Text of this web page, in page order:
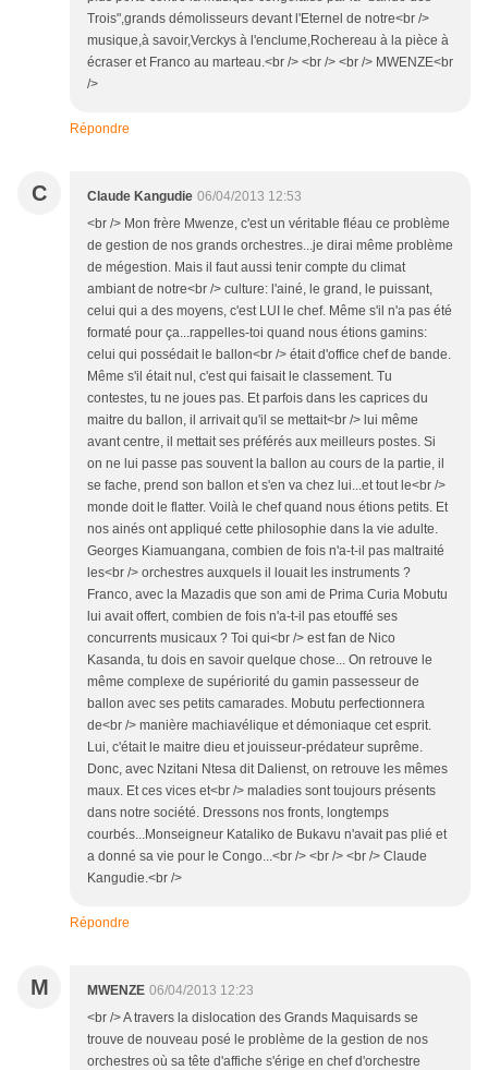
Trois",grands démolisseurs devant l'Eternel de notre<br />
musique,à savoir,Verckys à l'enclume,Rochereau à la pièce à
écraser et Franco au marteau.<br /> <br /> <br /> MWENZE<br
/>
Répondre
C Claude Kangudie 06/04/2013 12:53
<br /> Mon frère Mwenze, c'est un véritable fléau ce problème
de gestion de nos grands orchestres...je dirai même problème
de mégestion. Mais il faut aussi tenir compte du climat
ambiant de notre<br /> culture: l'ainé, le grand, le puissant,
celui qui a des moyens, c'est LUI le chef. Même s'il n'a pas été
formaté pour ça...rappelles-toi quand nous étions gamins:
celui qui possédait le ballon<br /> était d'office chef de bande.
Même s'il était nul, c'est qui faisait le classement. Tu
contestes, tu ne joues pas. Et parfois dans les caprices du
maitre du ballon, il arrivait qu'il se mettait<br /> lui même
avant centre, il mettait ses préférés aux meilleurs postes. Si
on ne lui passe pas souvent la ballon au cours de la partie, il
se fache, prend son ballon et s'en va chez lui...et tout le<br />
monde doit le flatter. Voilà le chef quand nous étions petits. Et
nos ainés ont appliqué cette philosophie dans la vie adulte.
Georges Kiamuangana, combien de fois n'a-t-il pas maltraité
les<br /> orchestres auxquels il louait les instruments ?
Franco, avec la Mazadis que son ami de Prima Curia Mobutu
lui avait offert, combien de fois n'a-t-il pas etouffé ses
concurrents musicaux ? Toi qui<br /> est fan de Nico
Kasanda, tu dois en savoir quelque chose... On retrouve le
même complexe de supériorité du gamin passesseur de
ballon avec ses petits camarades. Mobutu perfectionnera
de<br /> manière machiavélique et démoniaque cet esprit.
Lui, c'était le maitre dieu et jouisseur-prédateur suprême.
Donc, avec Nzitani Ntesa dit Dalienst, on retrouve les mêmes
maux. Et ces vices et<br /> maladies sont toujours présents
dans notre société. Dressons nos fronts, longtemps
courbés...Monseigneur Kataliko de Bukavu n'avait pas plié et
a donné sa vie pour le Congo...<br /> <br /> <br /> Claude
Kangudie.<br />
Répondre
M MWENZE 06/04/2013 12:23
<br /> A travers la dislocation des Grands Maquisards se
trouve de nouveau posé le problème de la gestion de nos
orchestres où sa tête d'affiche s'érige en chef d'orchestre